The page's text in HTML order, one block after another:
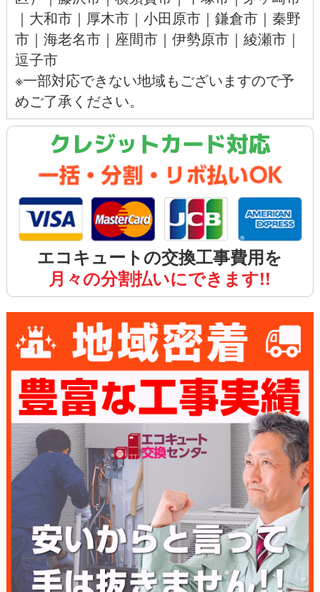
｜ 大和市｜ 厚木市｜ 小田原市｜ 鎌倉市｜ 秦野
市｜ 海老名市｜ 座間市｜ 伊勢原市｜ 綾瀬市｜
逗子市
※一部対応できない地域もございますので予
めご了承ください。
クレジットカード対応
エコキュートの交換工事費用を
月々の分割払いにできます!!